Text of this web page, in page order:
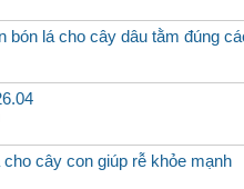
bón lá cho cây dâu tằm đúng
cho cây con giúp rễ khỏe mạnh